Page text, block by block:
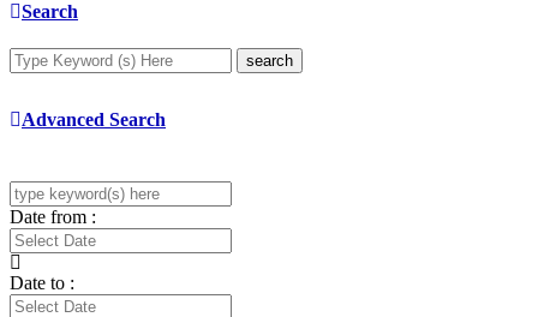
Search
search
Advanced Search
Date from :
Date to :